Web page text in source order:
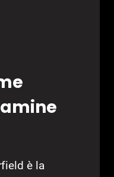
è la